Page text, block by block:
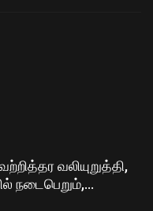
வலியுறுத்தி,
நடைபெறும்,…